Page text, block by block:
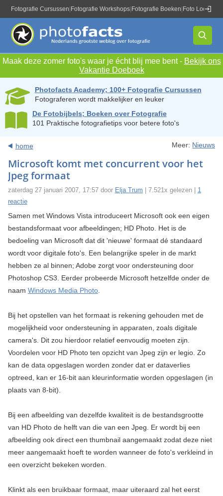
Fotografie Cursussen Fotografie Workshops Fotografie Boeken Foto Locaties
Maak deze zomer foto's waar je écht blij mee bent - Bekijk ons
Vakantie Doeboek
Photofacts Academy; 100+ Fotografie Cursussen
Fotograferen wordt makkelijker en leuker
De Fotobijbels; Boeken over Fotografie
101 Praktische fotografietips voor betere foto's
home Meer: Nieuws
Microsoft komt met concurrent voor het
Jpeg formaat
zaterdag 27 januari 2007, 17:57 door Elja Trum | 7.521x gelezen | 1
reactie
Samen met Windows Vista introduceert Microsoft ook een eigen
bestandsformaat voor afbeeldingen; HD Photo. Het is de
bedoeling van Microsoft dat dit 'nieuwe' formaat dé standaard
wordt voor digitale foto's. Een belangrijke speler in de markt
hebben ze al binnen; Adobe zorgt voor ondersteuning door
Photoshop CS3. Eerder probeerde Microsoft hetzelfde onder de
naam Windows Media Photo.
Bij het opstellen van het formaat is rekening gehouden met de
mogelijkheid voor ondersteuning in apparaten, zoals digitale
camera's. Dit zou hierdoor relatief eenvoudig moeten zijn.
Voordelen voor HD Photo ten opzicht van Jpeg zijn er legio. Zo
kan de data opgeslagen worden zonder dat er dataverlies
optreed, kan er 16-bit aan kleurinformatie worden opgeslagen (in
plaats van 8-bit).
Bij een afbeelding van dezelfde kwaliteit is de bestandsgrootte
van HD Photo de helft van die van een Jpeg. Er wordt bij een
afbeelding ook direct een thumbnail aangemaakt zodat deze niet
meer aangemaakt hoeft te worden wanneer de foto's verkleind in
een overzicht bekeken worden.
Klinkt als een bruikbaar formaat, maar uiteraard zal het eerst